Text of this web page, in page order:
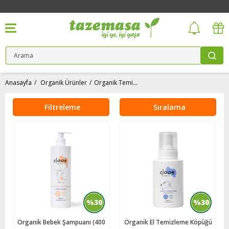
Anasayfa Organik Ürünler Organik Temizlik & Kişisel Bakım Ürünleri
Filtreleme Sıralama
%30
Organik Bebek Şampuanı (400
%30
Organik El Temizleme Köpüğü